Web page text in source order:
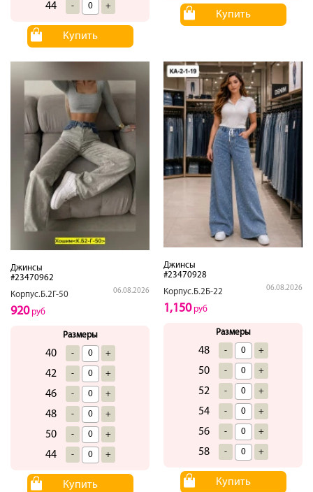
44 - +
Купить
Купить
Джинсы
#23470962
Корпус.Б.2Г-50
06.08.2026
920руб
Размеры
40 - +
42 - +
46 - +
48 - +
50 - +
44 - +
Купить
Джинсы
#23470928
Корпус.Б.2Б-22
06.08.2026
1,150руб
Размеры
48 - +
50 - +
52 - +
54 - +
56 - +
58 - +
Купить